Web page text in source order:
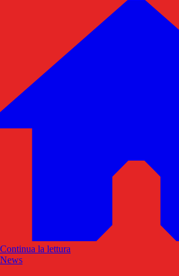
Continua la lettura
News